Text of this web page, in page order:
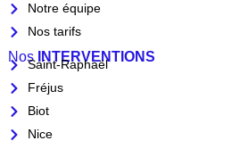
Notre équipe
Nos tarifs
Nos INTERVENTIONS
Saint-Raphaël
Fréjus
Biot
Nice